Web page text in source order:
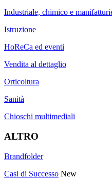
Industriale, chimico e
Istruzione
HoReCa ed eventi
Vendita al dettaglio
Orticoltura
Sanità
Chioschi multimediali
ALTRO
Brandfolder
Casi di Successo New